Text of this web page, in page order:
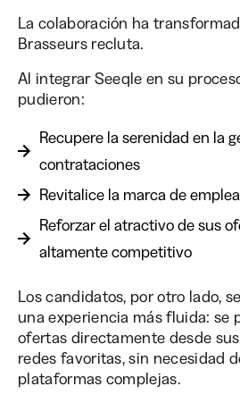
La colaboración ha
Brasseurs recluta.
Al integrar Seeqle en su
pudieron:
Recupere la serenidad en la
contrataciones
Revitalice la marca de
Reforzar el atractivo de sus
altamente competitivo
Los candidatos, por otro lado,
una experiencia más fluida: se
ofertas directamente desde
redes favoritas, sin necesidad
plataformas complejas.